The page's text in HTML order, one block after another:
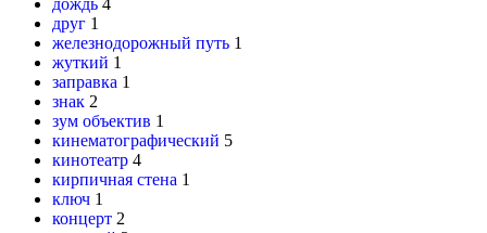
друг 1
железнодорожный путь 1
жуткий 1
заправка 1
знак 2
зум объектив 1
кинематографический 5
кинотеатр 4
кирпичная стена 1
ключ 1
концерт 2